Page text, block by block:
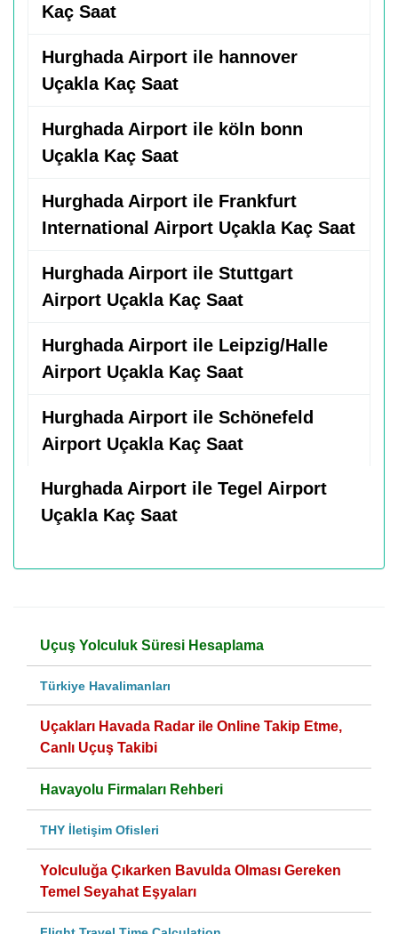
Kaç Saat
Hurghada Airport ile hannover
Uçakla Kaç Saat
Hurghada Airport ile köln bonn
Uçakla Kaç Saat
Hurghada Airport ile Frankfurt
International Airport Uçakla Kaç Saat
Hurghada Airport ile Stuttgart
Airport Uçakla Kaç Saat
Hurghada Airport ile Leipzig/Halle
Airport Uçakla Kaç Saat
Hurghada Airport ile Schönefeld
Airport Uçakla Kaç Saat
Hurghada Airport ile Tegel Airport
Uçakla Kaç Saat
Uçuş Yolculuk Süresi Hesaplama
Türkiye Havalimanları
Uçakları Havada Radar ile Online Takip Etme,
Canlı Uçuş Takibi
Havayolu Firmaları Rehberi
THY İletişim Ofisleri
Yolculuğa Çıkarken Bavulda Olması Gereken
Temel Seyahat Eşyaları